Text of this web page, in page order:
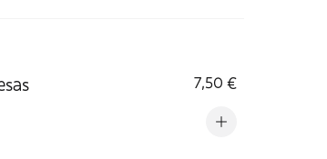
7,50 €